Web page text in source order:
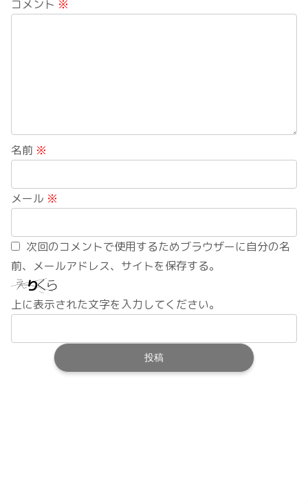
コメント ※
名前 ※
メール ※
次回のコメントで使用するためブラウザーに自分の名
前、メールアドレス、サイトを保存する。
上に表示された文字を入力してください。